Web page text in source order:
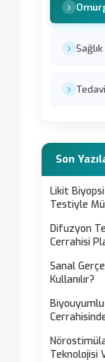
Son
Likit
Testiyle
Difuzyon
Cerrahisi
Sanal
Kullanılır?
Teknolojisi